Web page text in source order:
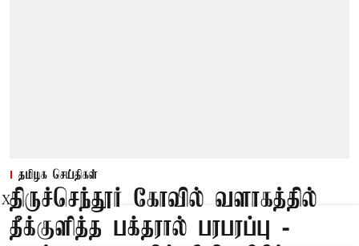
தமிழக செய்திகள்
திருச்செந்தூர் கோவில் வளாகத்தில்
தீக்குளித்த பக்தரால் பரபரப்பு -
X